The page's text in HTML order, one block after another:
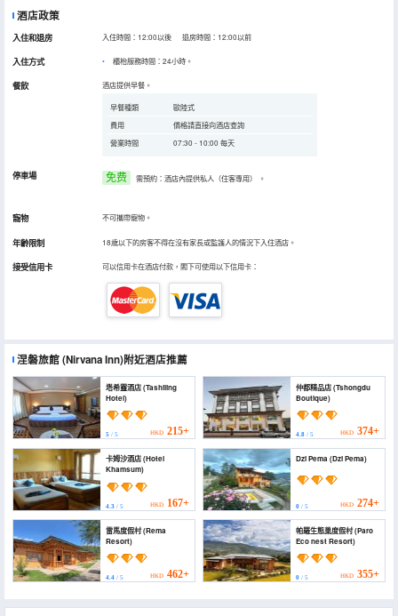
酒店政策
入住和退房 入住時間：12:00以後 退房時間：12:00以前
入住方式 櫃枱服務時間：24小時。
餐飲 酒店提供早餐。
早餐種類
歐陸式
費用
價格請直接向酒店查詢
營業時間
07:30 - 10:00 每天
停車場 免费 需預約：酒店內提供私人（住客專用） 。
寵物 不可攜帶寵物。
年齡限制 18歲以下的房客不得在沒有家長或監護人的情況下入住酒店。
接受信用卡 可以信用卡在酒店付款，閣下可使用以下信用卡：
涅磐旅館(Nirvana Inn)附近酒店推薦
塔希靈酒店 (Tashiling
Hotel)
5 / 5 HKD 215+
仲都精品店 (Tshongdu
Boutique)
4.8/ 5 HKD 374+
卡姆沙酒店 (Hotel
Khamsum)
4.3 / 5 HKD 167+
Dzi Pema (Dzi Pema)
0/ 5 HKD 274+
雷馬度假村 (Rema
Resort)
4.4 / 5 HKD 462+
帕羅生態巢度假村 (Paro
Eco nest Resort)
0/ 5 HKD 355+